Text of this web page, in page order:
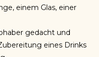
einem Glas, einer
gedacht und
eines Drinks